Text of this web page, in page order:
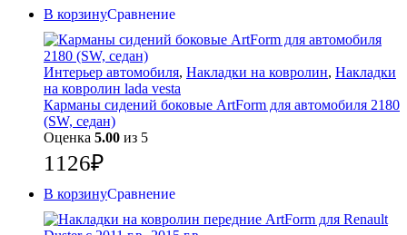
В корзинуСравнение
Интерьер автомобиля, Накладки на ковролин, Накладки
на ковролин lada vesta
Карманы сидений боковые ArtForm для автомобиля 2180
(SW, седан)
Оценка 5.00 из 5
1126₽
В корзинуСравнение